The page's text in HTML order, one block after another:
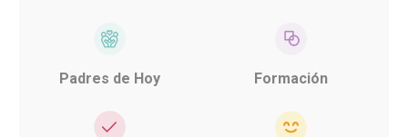
Padres de Hoy Formación